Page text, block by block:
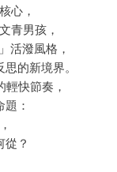
心，
青男孩，
活潑風格，
的新境界。
快節奏，
：
？